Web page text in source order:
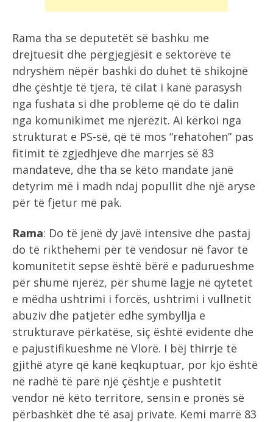
Rama tha se deputetët së bashku me
drejtuesit dhe përgjegjësit e sektorëve të
ndryshëm nëpër bashki do duhet të shikojnë
dhe çështje të tjera, të cilat i kanë parasysh
nga fushata si dhe probleme që do të dalin
nga komunikimet me njerëzit. Ai kërkoi nga
strukturat e PS-së, që të mos “rehatohen” pas
fitimit të zgjedhjeve dhe marrjes së 83
mandateve, dhe tha se këto mandate janë
detyrim më i madh ndaj popullit dhe një aryse
për të fjetur më pak.
Rama: Do të jenë dy javë intensive dhe pastaj
do të rikthehemi për të vendosur në favor të
komunitetit sepse është bërë e padurueshme
për shumë njerëz, për shumë lagje në qytetet
e mëdha ushtrimi i forcës, ushtrimi i vullnetit
abuziv dhe patjetër edhe symbyllja e
strukturave përkatëse, siç është evidente dhe
e pajustifikueshme në Vlorë. I bëj thirrje të
gjithë atyre që kanë keqkuptuar, por kjo është
në radhë të parë një çështje e pushtetit
vendor në këto territore, sensin e pronës së
përbashkët dhe të asaj private. Kemi marrë 83